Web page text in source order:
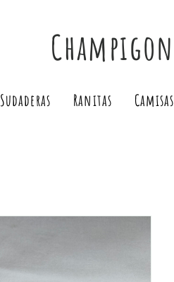
Champigon
Sudaderas Ranitas Camisas